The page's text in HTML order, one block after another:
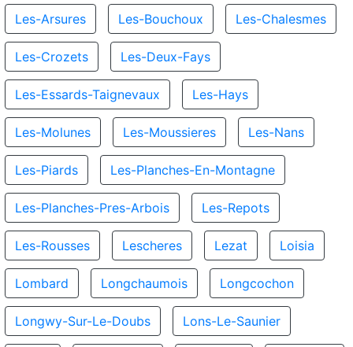
Les-Arsures Les-Bouchoux Les-Chalesmes
Les-Crozets Les-Deux-Fays
Les-Essards-Taignevaux Les-Hays
Les-Molunes Les-Moussieres Les-Nans
Les-Piards Les-Planches-En-Montagne
Les-Planches-Pres-Arbois Les-Repots
Les-Rousses Lescheres Lezat Loisia
Lombard Longchaumois Longcochon
Longwy-Sur-Le-Doubs Lons-Le-Saunier